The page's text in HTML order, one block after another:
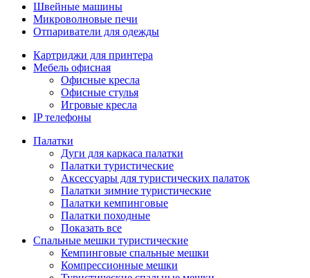
Швейные машины
Микроволновые печи
Отпариватели для одежды
Картриджи для принтера
Мебель офисная
Офисные кресла
Офисные стулья
Игровые кресла
IP телефоны
Палатки
Дуги для каркаса палатки
Палатки туристические
Аксессуары для туристических палаток
Палатки зимние туристические
Палатки кемпинговые
Палатки походные
Показать все
Спальные мешки туристические
Кемпинговые спальные мешки
Компрессионные мешки